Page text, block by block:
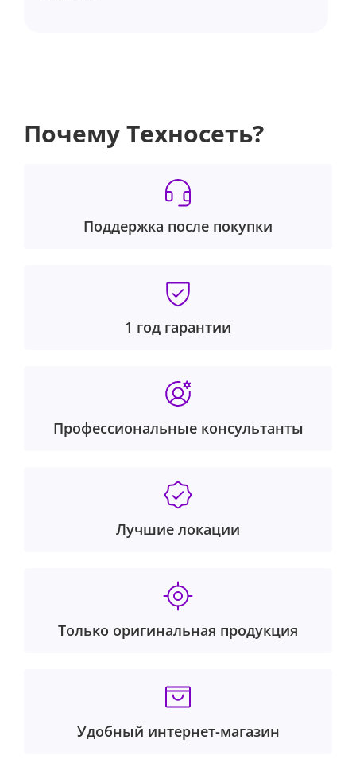
Почему Техносеть?
Поддержка после покупки
1 год гарантии
Профессиональные консультанты
Лучшие локации
Только оригинальная продукция
Удобный интернет-магазин